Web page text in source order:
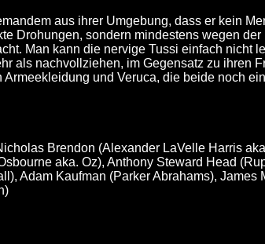
aus ihrer Umgebung, dass er kein
Drohungen, sondern mindestens wegen der
Man kann die nervige Tussi einfach nicht
als nachvollziehen, im Gegensatz zu ihren
und Veruca, die beide noch
Brendon (Alexander LaVelle Harris
aka. Oz), Anthony Steward Head
Adam Kaufman (Parker Abrahams), James